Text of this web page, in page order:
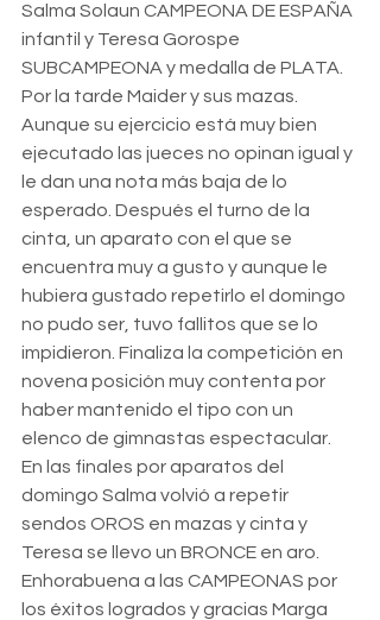
Salma Solaun CAMPEONA DE ESPAÑA
infantil y Teresa Gorospe
SUBCAMPEONA y medalla de PLATA.
Por la tarde Maider y sus mazas.
Aunque su ejercicio está muy bien
ejecutado las jueces no opinan igual y
le dan una nota más baja de lo
esperado. Después el turno de la
cinta, un aparato con el que se
encuentra muy a gusto y aunque le
hubiera gustado repetirlo el domingo
no pudo ser, tuvo fallitos que se lo
impidieron. Finaliza la competición en
novena posición muy contenta por
haber mantenido el tipo con un
elenco de gimnastas espectacular.
En las finales por aparatos del
domingo Salma volvió a repetir
sendos OROS en mazas y cinta y
Teresa se llevo un BRONCE en aro.
Enhorabuena a las CAMPEONAS por
los éxitos logrados y gracias Marga